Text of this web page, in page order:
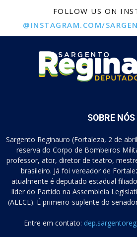
FOLLOW US ON
@INSTAGRAM.COM/
SOBRE NÓS
Sargento Reginauro (Fortaleza, 2 de
reserva do Corpo de Bombeiros
professor, ator, diretor de teatro,
brasileiro. Já foi vereador de
atualmente é deputado estadual
líder do Partido na Assembleia
(ALECE). É primeiro-suplente do
Entre em contato: